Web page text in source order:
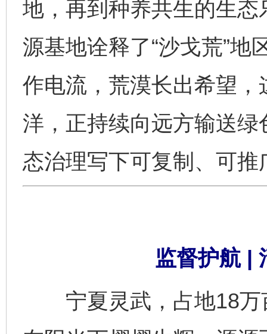
地，再到种养共生的生
源基地诠释了“沙戈荒”地
作电流，荒漠长出希望
洋，正持续向远方输送
态治理写下可复制、可推
监督护航 |
宁夏灵武，占地18万